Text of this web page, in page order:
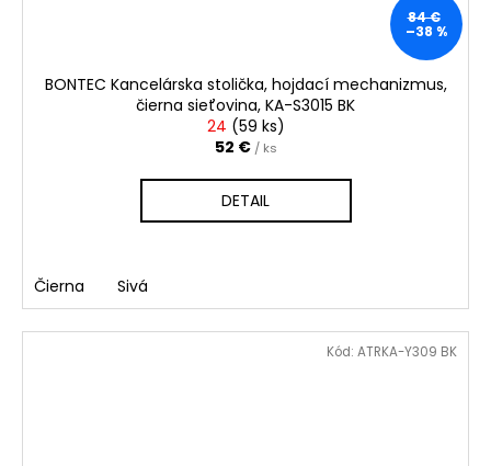
84 €
–38 %
BONTEC Kancelárska stolička, hojdací mechanizmus,
čierna sieťovina, KA-S3015 BK
24 (59 ks)
52 € / ks
DETAIL
Čierna Sivá
Kód: ATRKA-Y309 BK